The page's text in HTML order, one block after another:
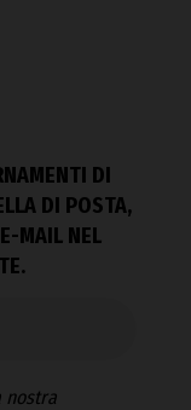
DI
DI POSTA,
MAIL NEL
nostra